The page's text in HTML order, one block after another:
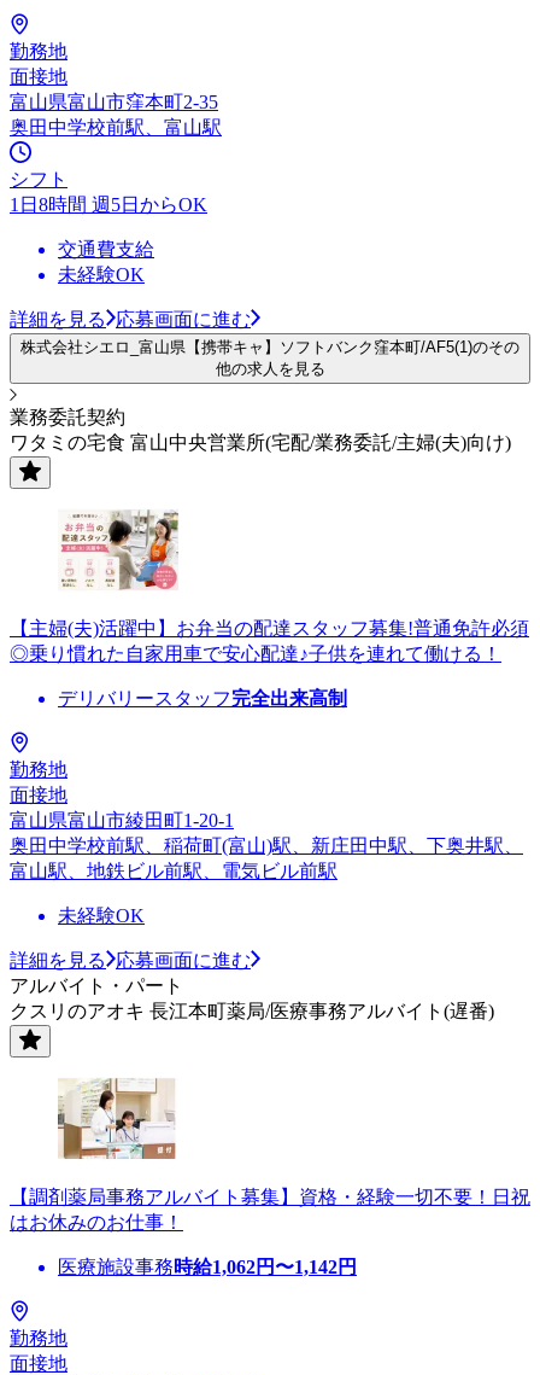
勤務地
面接地
富山県富山市窪本町2-35
奥田中学校前駅、富山駅
シフト
1日8時間 週5日からOK
交通費支給
未経験OK
詳細を見る 応募画面に進む
株式会社シエロ_富山県【携帯キャ】ソフトバンク窪本町/AF5(1)のその
他の求人を見る
業務委託契約
ワタミの宅食 富山中央営業所(宅配/業務委託/主婦(夫)向け)
【主婦(夫)活躍中】お弁当の配達スタッフ募集!普通免許必須
◎乗り慣れた自家用車で安心配達♪子供を連れて働ける！
デリバリースタッフ完全出来高制
勤務地
面接地
富山県富山市綾田町1-20-1
奥田中学校前駅、稲荷町(富山)駅、新庄田中駅、下奥井駅、
富山駅、地鉄ビル前駅、電気ビル前駅
未経験OK
詳細を見る
応募画面に進む
アルバイト・パート
クスリのアオキ 長江本町薬局/医療事務アルバイト(遅番)
【調剤薬局事務アルバイト募集】資格・経験一切不要！日祝
はお休みのお仕事！
医療施設事務時給1,062円〜1,142円
勤務地
面接地